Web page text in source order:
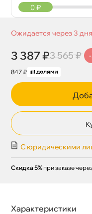
0 ₽
Ожидается через 3 дня
3 387 ₽3 565 ₽
847 ₽
С юридическими
Скидка 5% при заказе
Характеристики